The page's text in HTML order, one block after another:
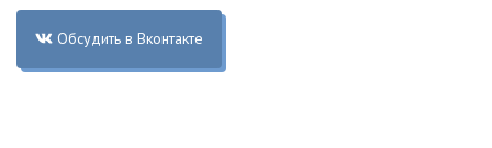
Обсудить в Вконтакте